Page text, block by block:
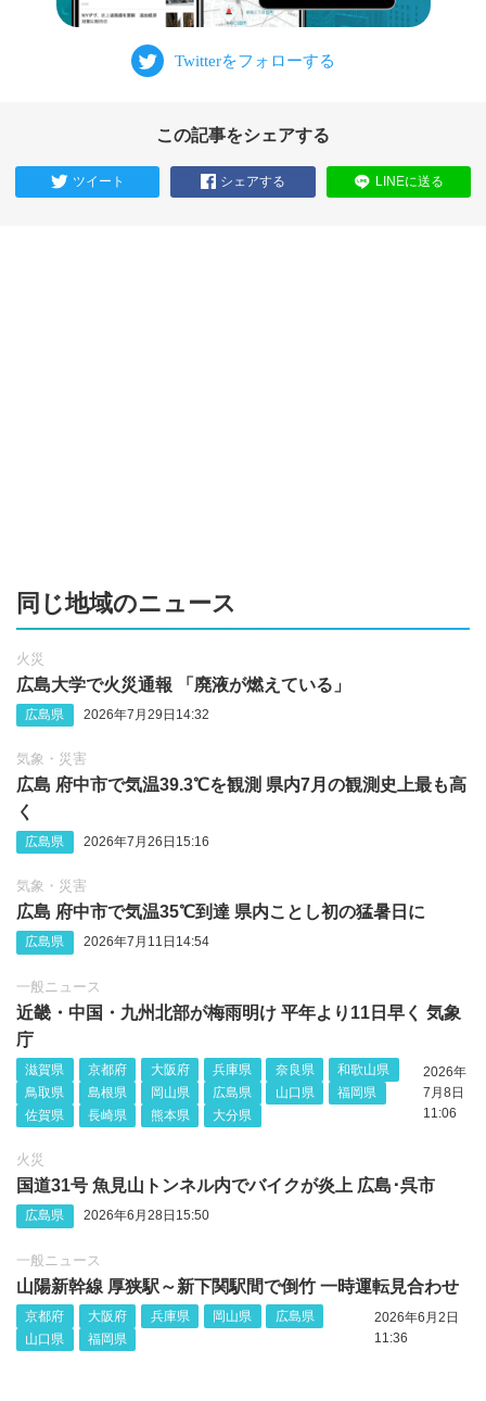
この記事をシェアする
ツイート シェアする LINEに送る
同じ地域のニュース
火災
広島大学で火災通報 「廃液が燃えている」
広島県 2026年7月29日14:32
気象・災害
広島 府中市で気温39.3℃を観測 県内7月の観測史上最も高
く
広島県 2026年7月26日15:16
気象・災害
広島 府中市で気温35℃到達 県内ことし初の猛暑日に
広島県 2026年7月11日14:54
一般ニュース
近畿・中国・九州北部が梅雨明け 平年より11日早く 気象
庁
滋賀県 京都府 大阪府 兵庫県 奈良県
和歌山県
鳥取県
島根県 岡山県 広島県 山口県
福岡県
佐賀県
長崎県 熊本県 大分県
2026年
7月8日
11:06
火災
国道31号 魚見山トンネル内でバイクが炎上 広島･呉市
広島県 2026年6月28日15:50
一般ニュース
山陽新幹線 厚狭駅～新下関駅間で倒竹 一時運転見合わせ
京都府 大阪府 兵庫県 岡山県
広島県
山口県
福岡県
2026年6月2日
11:36